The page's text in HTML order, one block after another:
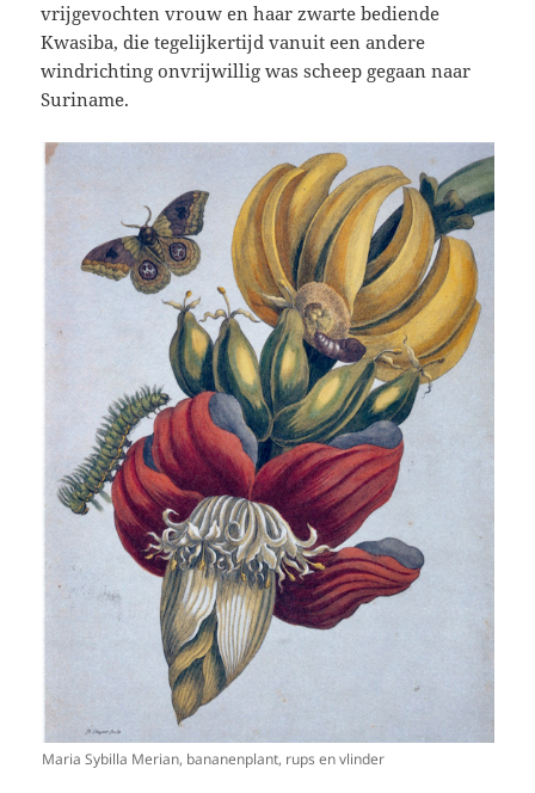
vrijgevochten vrouw en haar zwarte bediende
Kwasiba, die tegelijkertijd vanuit een andere
windrichting onvrijwillig was scheep gegaan naar
Suriname.
Maria Sybilla Merian, bananenplant, rups en vlinder